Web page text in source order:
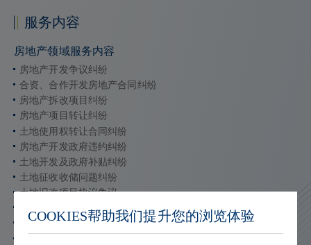
服务内容
房地产领域服务内容
房地产开发争议纠纷
合资、合作开发房地产合同纠纷
房地产拆改项目纠纷
房地产项目转让纠纷
土地使用权转让合同纠纷
房地产开发政府违约纠纷
土地开发及政府补贴纠纷
土地征收收储问题纠纷
土地旧改项目协议争议
国有土地出让合同纠纷
境内外裁决执行
COOKIES帮助我们提升您的浏览体验